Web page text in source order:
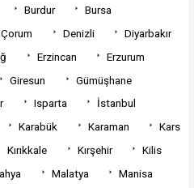
Burdur
Bursa
Çorum Denizli
Diyarbakır
Erzincan
Erzurum
Giresun
Gümüşhane
Isparta
İstanbul
Karabük Karaman
Kars
Kırıkkale Kırşehir
Kilis
Malatya
Manisa